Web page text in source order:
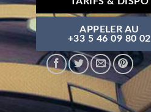
APPELER AU
+33 5 46 09 80 02